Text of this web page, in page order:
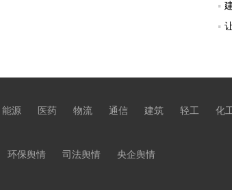
能源 医药 物流 通信 建筑 轻工
化
环保舆情 司法舆情 央企舆情